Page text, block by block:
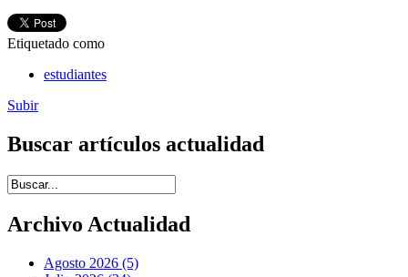
Etiquetado como
estudiantes
Subir
Buscar artículos actualidad
Introduce términos de búsqueda
Archivo Actualidad
Agosto 2026 (5)